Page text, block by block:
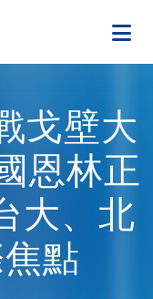
戈壁大
恩林正
大、北
點